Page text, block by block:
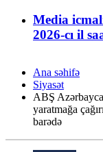
Media
2026-cı il
Ana səhifə
Siyasət
ABŞ
yaratmağa
barədə